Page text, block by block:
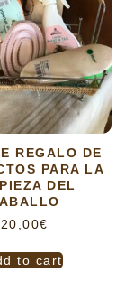
REGALO DE
PARA LA
DEL
20,00€
to cart